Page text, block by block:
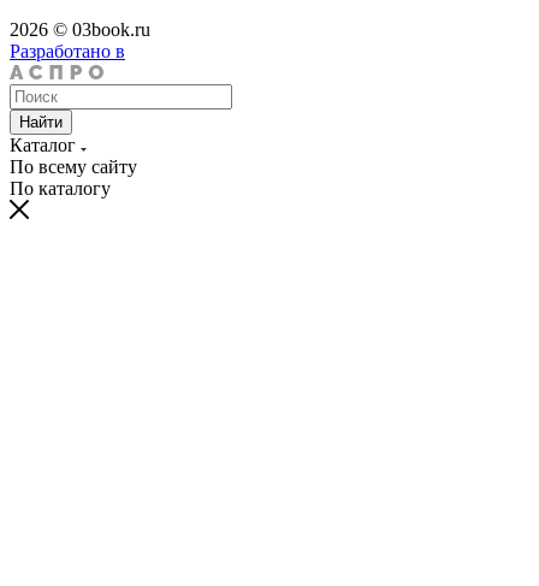
2026 © 03book.ru
Разработано в
Найти
Каталог
По всему сайту
По каталогу